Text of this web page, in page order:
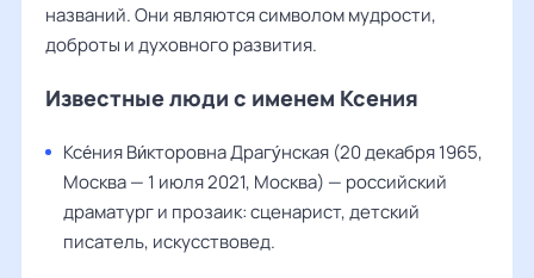
названий. Они являются символом мудрости,
доброты и духовного развития.
Известные люди с именем Ксения
Ксе́ния Ви́кторовна Драгу́нская (20 декабря 1965,
Москва — 1 июля 2021, Москва) — российский
драматург и прозаик: сценарист, детский
писатель, искусствовед.